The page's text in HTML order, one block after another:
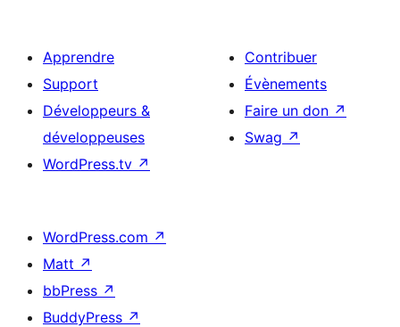
Apprendre
Support
Développeurs &
développeuses
WordPress.tv ↗
Contribuer
Évènements
Faire un don ↗
Swag ↗
WordPress.com ↗
Matt ↗
bbPress ↗
BuddyPress ↗